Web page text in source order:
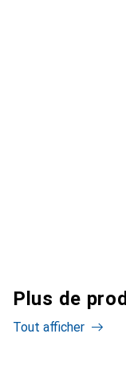
Tout afficher